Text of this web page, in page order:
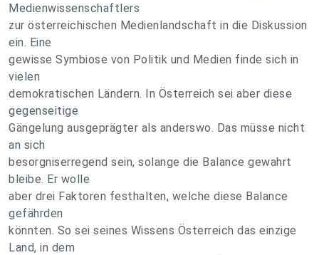
Medienwissenschaftlers
zur österreichischen Medienlandschaft in die Diskussion
ein. Eine
gewisse Symbiose von Politik und Medien finde sich in
vielen
demokratischen Ländern. In Österreich sei aber diese
gegenseitige
Gängelung ausgeprägter als anderswo. Das müsse nicht
an sich
besorgniserregend sein, solange die Balance gewahrt
bleibe. Er wolle
aber drei Faktoren festhalten, welche diese Balance
gefährden
könnten. So sei seines Wissens Österreich das einzige
Land, in dem